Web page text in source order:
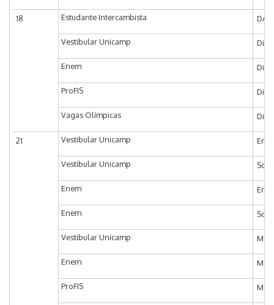
18 Estudante Intercambista
Vestibular Unicamp
Enem
ProFIS
Vagas Olímpicas
21 Vestibular Unicamp
Vestibular Unicamp
Enem
Enem
Vestibular Unicamp
Enem
ProFIS